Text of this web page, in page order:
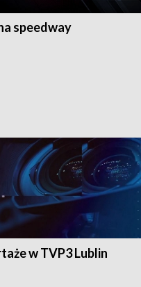
speedway
w TVP3 Lublin